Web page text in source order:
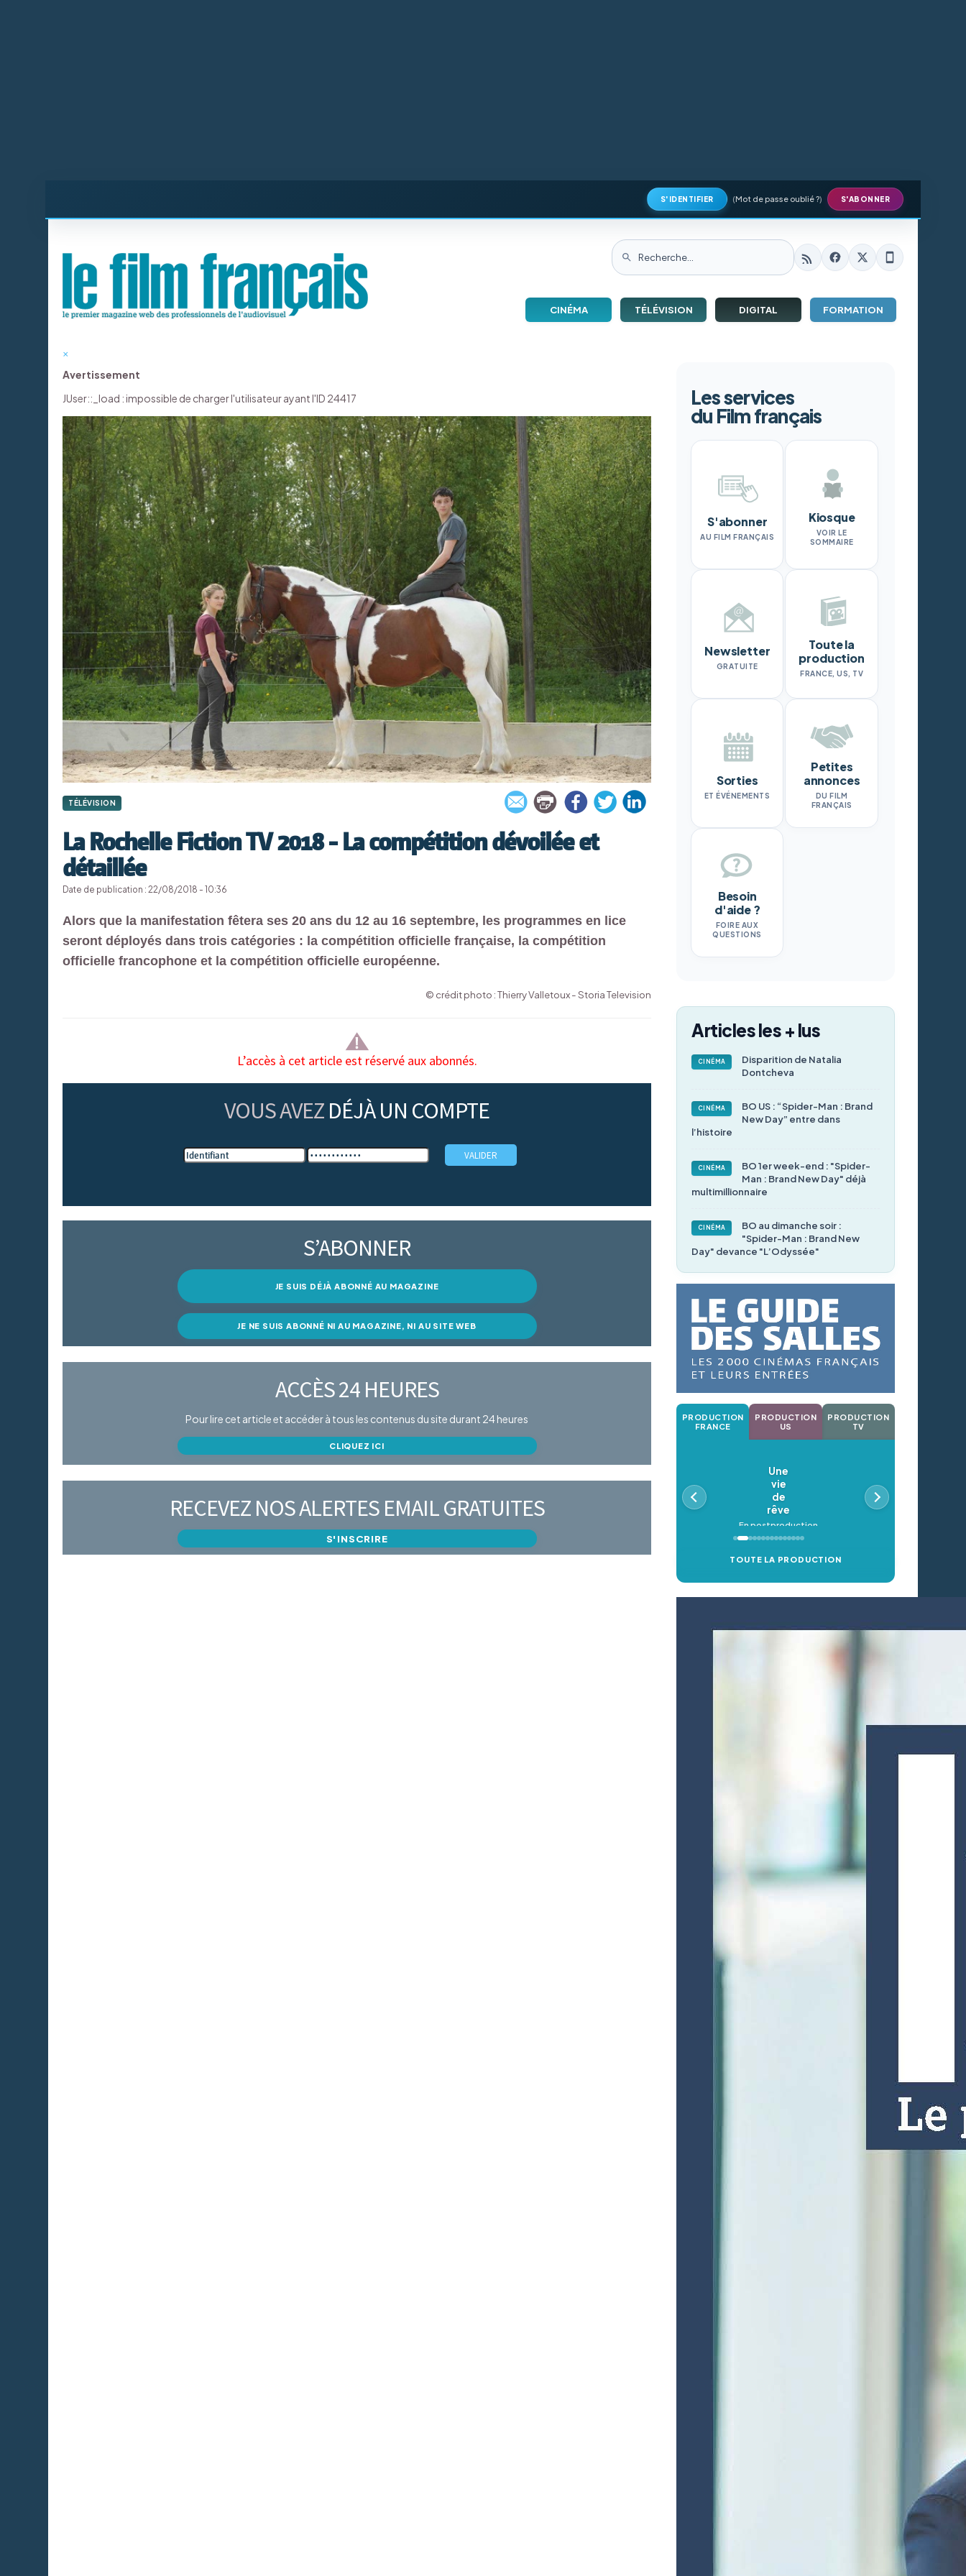
S'IDENTIFIER (Mot de passe oublié ?) S'ABONNER
CINÉMA TÉLÉVISION DIGITAL FORMATION
×
Avertissement
JUser::_load : impossible de charger l'utilisateur ayant l'ID 24417
TÉLÉVISION
La Rochelle Fiction TV 2018 - La compétition dévoilée et
détaillée
Date de publication : 22/08/2018 - 10:36
Alors que la manifestation fêtera ses 20 ans du 12 au 16 septembre, les programmes en lice
seront déployés dans trois catégories : la compétition officielle française, la compétition
officielle francophone et la compétition officielle européenne.
© crédit photo : Thierry Valletoux - Storia Television
L’accès à cet article est réservé aux abonnés.
VOUS AVEZ DÉJÀ UN COMPTE
S’ABONNER
JE SUIS DÉJÀ ABONNÉ AU MAGAZINE
JE NE SUIS ABONNÉ NI AU MAGAZINE, NI AU SITE WEB
ACCÈS 24 HEURES
Pour lire cet article et accéder à tous les contenus du site durant 24 heures
CLIQUEZ ICI
RECEVEZ NOS ALERTES EMAIL GRATUITES
S'INSCRIRE
Les services
du Film français
S'abonner
AU FILM FRANÇAIS
Kiosque
VOIR LE
SOMMAIRE
Newsletter
GRATUITE
Toute la
production
FRANCE, US, TV
Sorties
ET ÉVÉNEMENTS
Petites
annonces
DU FILM
FRANÇAIS
Besoin
d'aide ?
FOIRE AUX
QUESTIONS
Articles les + lus
CINÉMA
Disparition de Natalia
Dontcheva
CINÉMA
BO US : “Spider-Man : Brand
New Day” entre dans
l’histoire
CINÉMA
BO 1er week-end : "Spider-
Man : Brand New Day" déjà
multimillionnaire
CINÉMA
BO au dimanche soir :
"Spider-Man : Brand New
Day" devance "L’Odyssée"
PRODUCTION
FRANCE
PRODUCTION
US
PRODUCTION
TV
Une
vie
de
rêve
En postproduction
TOUTE LA PRODUCTION